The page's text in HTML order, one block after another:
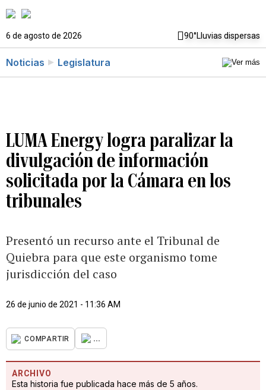
6 de agosto de 2026 90°Lluvias dispersas
Noticias Legislatura
LUMA Energy logra paralizar la
divulgación de información
solicitada por la Cámara en los
tribunales
Presentó un recurso ante el Tribunal de
Quiebra para que este organismo tome
jurisdicción del caso
26 de junio de 2021 - 11:36 AM
COMPARTIR ...
ARCHIVO
Esta historia fue publicada hace más de 5 años.